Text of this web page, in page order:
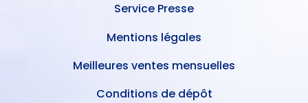
Service Presse
Mentions légales
Meilleures ventes mensuelles
Conditions de dépôt